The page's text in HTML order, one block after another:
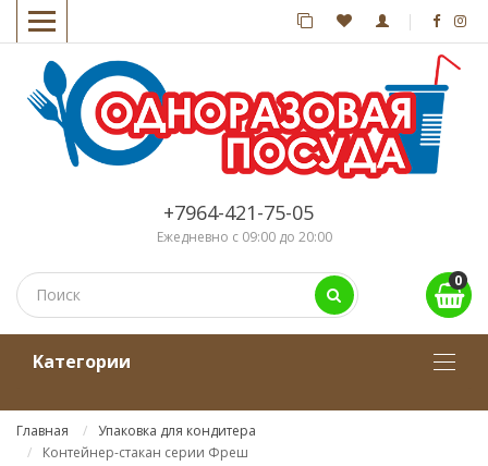
+7964-421-75-05
Ежедневно с 09:00 до 20:00
0
Kатегории
Главная
Упаковка для кондитера
Контейнер-стакан серии Фреш